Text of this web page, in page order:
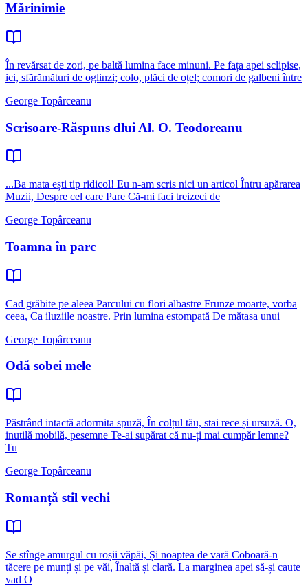
Mărinimie
În revărsat de zori, pe baltă lumina face minuni. Pe fața apei sclipise,
ici, sfărămături de oglinzi; colo, plăci de oțel; comori de galbeni între
George Topârceanu
Scrisoare-Răspuns dlui Al. O. Teodoreanu
...Ba mata ești tip ridicol! Eu n-am scris nici un articol Întru apărarea
Muzii, Despre cel care Pare Că-mi faci treizeci de
George Topârceanu
Toamna în parc
Cad grăbite pe aleea Parcului cu flori albastre Frunze moarte, vorba
ceea, Ca iluziile noastre. Prin lumina estompată De mătasa unui
George Topârceanu
Odă sobei mele
Păstrând intactă adormita spuză, În colțul tău, stai rece și ursuză. O,
inutilă mobilă, pesemne Te-ai supărat că nu-ți mai cumpăr lemne?
Tu
George Topârceanu
Romanță stil vechi
Se stînge amurgul cu roșii văpăi, Și noaptea de vară Coboară-n
tăcere pe munți și pe văi, Înaltă și clară. La marginea apei să-și caute
vad O